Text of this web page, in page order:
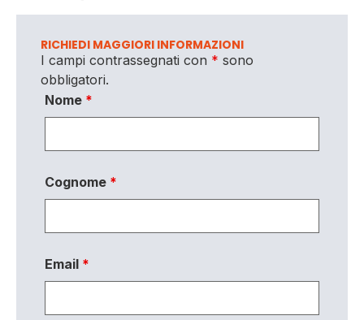
RICHIEDI MAGGIORI INFORMAZIONI
I campi contrassegnati con * sono
obbligatori.
Nome *
Cognome *
Email *